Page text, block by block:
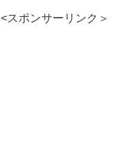
<スポンサーリンク＞